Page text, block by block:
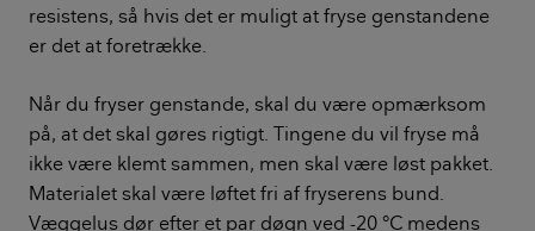
resistens, så hvis det er muligt at fryse genstandene
er det at foretrække.
Når du fryser genstande, skal du være opmærksom
på, at det skal gøres rigtigt. Tingene du vil fryse må
ikke være klemt sammen, men skal være løst pakket.
Materialet skal være løftet fri af fryserens bund.
Væggelus dør efter et par døgn ved -20 °C medens